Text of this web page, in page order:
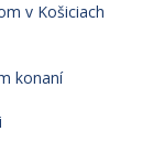
v Košiciach
konaní